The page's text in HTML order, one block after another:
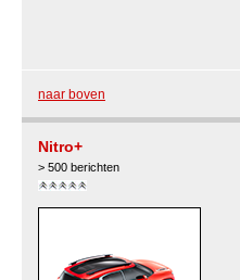
naar boven
Nitro+
> 500 berichten